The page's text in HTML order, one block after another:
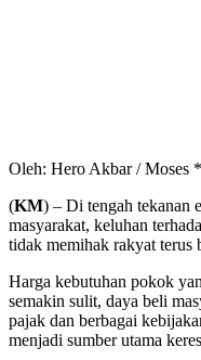
Oleh: Hero Akbar / Moses
(KM) – Di tengah tekanan
masyarakat, keluhan
tidak memihak rakyat terus
Harga kebutuhan pokok
semakin sulit, daya beli
pajak dan berbagai
menjadi sumber utama